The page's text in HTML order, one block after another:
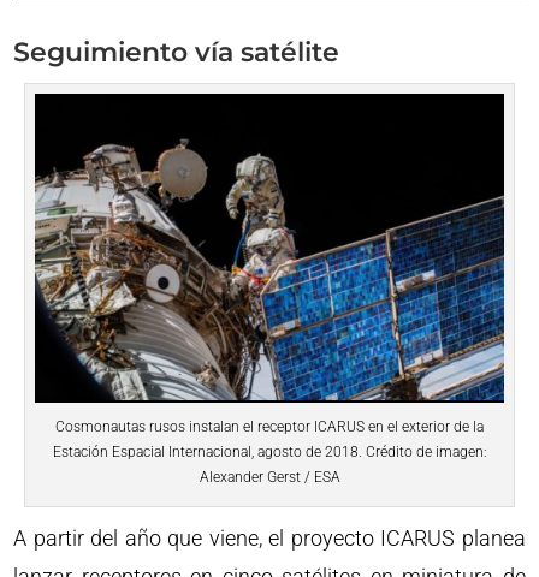
Seguimiento vía satélite
Cosmonautas rusos instalan el receptor ICARUS en el exterior de la
Estación Espacial Internacional, agosto de 2018. Crédito de imagen:
Alexander Gerst / ESA
A partir del año que viene, el proyecto ICARUS planea